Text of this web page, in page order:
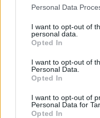
Please note that this
not limited to your visit or
grant or deny consent to
use your data for below
consent section.
Personal Data
I want to opt-out of
personal data.
Opted In
I want to opt-out of
Personal Data.
Opted In
I want to opt-out of
Personal Data for
Opted In